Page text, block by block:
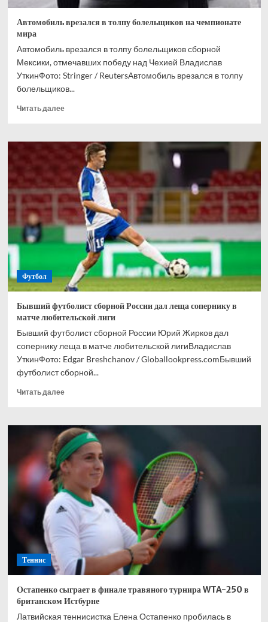
Автомобиль врезался в толпу болельщиков на чемпионате
мира
Автомобиль врезался в толпу болельщиков сборной
Мексики, отмечавших победу над Чехией Владислав
УткинФото: Stringer / ReutersАвтомобиль врезался в толпу
болельщиков...
Читать далееПрочитать
Автомобиль
врезался
толпу
болельщиков
на
чемпионате
мира
Футбол
Бывший футболист сборной России дал леща сопернику в
матче любительской лиги
Бывший футболист сборной России Юрий Жирков дал
сопернику леща в матче любительской лигиВладислав
УткинФото: Edgar Breshchanov / Globallookpress.comБывший
футболист сборной...
Читать далееПрочитать
Бывший
футболист
сборной
России
дал
сопернику
в
матче
любительской
лиги
Теннис
Остапенко сыграет в финале травяного турнира WTA-250 в
британском Истбурне
Латвийская теннисистка Елена Остапенко пробилась в